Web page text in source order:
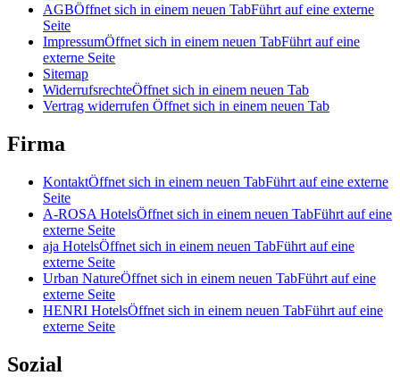
AGBÖffnet sich in einem neuen TabFührt auf eine externe
Seite
ImpressumÖffnet sich in einem neuen TabFührt auf eine
externe Seite
Sitemap
WiderrufsrechteÖffnet sich in einem neuen Tab
Vertrag widerrufen Öffnet sich in einem neuen Tab
Firma
KontaktÖffnet sich in einem neuen TabFührt auf eine externe
Seite
A-ROSA HotelsÖffnet sich in einem neuen TabFührt auf eine
externe Seite
aja HotelsÖffnet sich in einem neuen TabFührt auf eine
externe Seite
Urban NatureÖffnet sich in einem neuen TabFührt auf eine
externe Seite
HENRI HotelsÖffnet sich in einem neuen TabFührt auf eine
externe Seite
Sozial